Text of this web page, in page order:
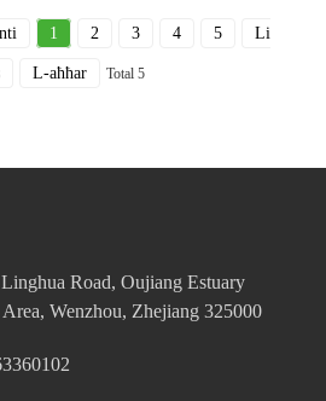
1 2 3 4 5 Li
L-aħħar Total 5
Road, Oujiang Estuary
Wenzhou, Zhejiang 325000